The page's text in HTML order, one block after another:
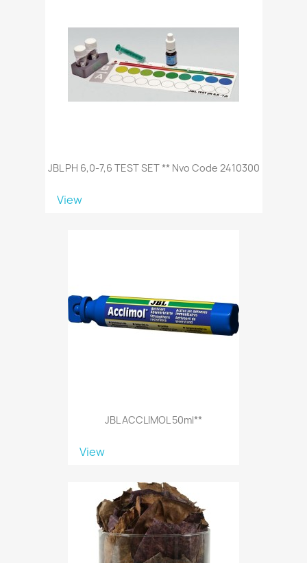
JBL PH 6,0-7,6 TEST SET ** Nvo Code 2410300
View
JBL ACCLIMOL 50ml**
View